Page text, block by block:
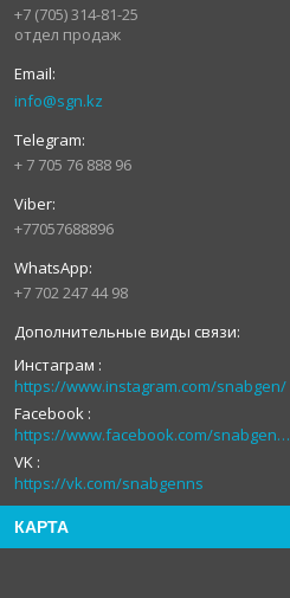
+7 (705) 314-81-25
отдел продаж
info@sgn.kz
+ 7 705 76 888 96
+77057688896
+7 702 247 44 98
Инстаграм
https://www.instagram.com/snabgen/
Facebook
https://www.facebook.com/snabgenNS
VK
https://vk.com/snabgenns
КАРТА